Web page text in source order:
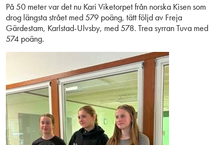
På 50 meter var det nu Kari Viketorpet från norska Kisen som
drog längsta strået med 579 poäng, tätt följd av Freja
Gärdestam, Karlstad-Ulvsby, med 578. Trea syrran Tuva med
574 poäng.